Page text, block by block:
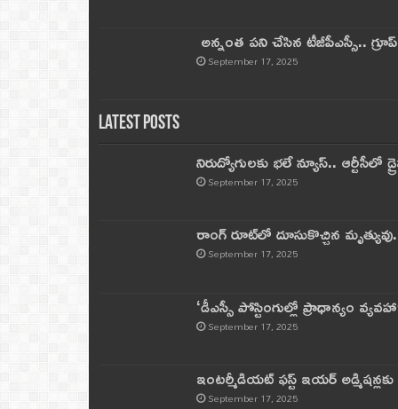
అన్నంత పని చేసిన టీజీపీఎస్సీ..
September 17, 2025
Latest Posts
నిరుద్యోగులకు భలే న్యూస్.. ఆర్టీసీలో
September 17, 2025
రాంగ్ రూట్‌లో దూసుకొచ్చిన
September 17, 2025
‘డీఎస్సీ పోస్టింగుల్లో ప్రాధాన్యం
September 17, 2025
ఇంటర్మీడియట్ ఫస్ట్‌ ఇయర్‌
September 17, 2025